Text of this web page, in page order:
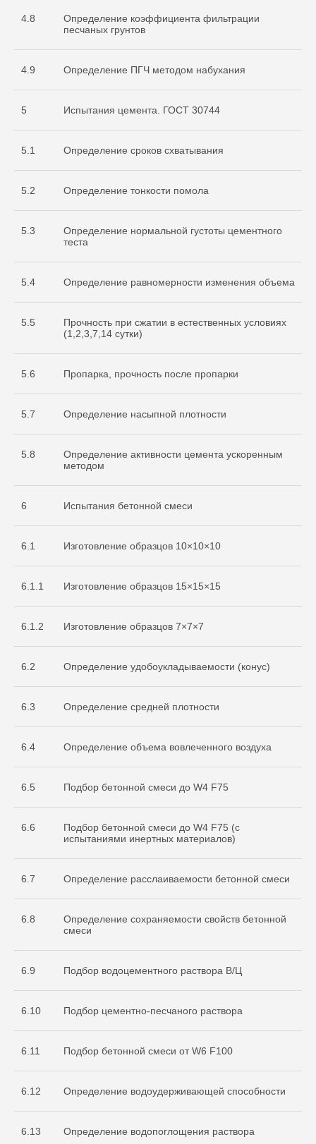
4.8
Определение коэффициента фильтрации
песчаных грунтов
4.9 Определение ПГЧ методом набухания
5 Испытания цемента. ГОСТ 30744
5.1 Определение сроков схватывания
5.2 Определение тонкости помола
5.3
Определение нормальной густоты цементного
теста
5.4 Определение равномерности изменения объема
5.5
Прочность при сжатии в естественных условиях
(1,2,3,7,14 сутки)
5.6 Пропарка, прочность после пропарки
5.7 Определение насыпной плотности
5.8
Определение активности цемента ускоренным
методом
6 Испытания бетонной смеси
6.1 Изготовление образцов 10×10×10
6.1.1 Изготовление образцов 15×15×15
6.1.2 Изготовление образцов 7×7×7
6.2 Определение удобоукладываемости (конус)
6.3 Определение средней плотности
6.4 Определение объема вовлеченного воздуха
6.5 Подбор бетонной смеси до W4 F75
6.6
Подбор бетонной смеси до W4 F75 (с
испытаниями инертных материалов)
6.7 Определение расслаиваемости бетонной смеси
6.8
Определение сохраняемости свойств бетонной
смеси
6.9 Подбор водоцементного раствора В/Ц
6.10 Подбор цементно-песчаного раствора
6.11 Подбор бетонной смеси от W6 F100
6.12 Определение водоудерживающей способности
6.13 Определение водопоглощения раствора
испытательной
лаборатории
Nº ИЛ-РОС-001691. Регистрационный
Nº POCC RU.32368.04HCO0
Разрешительная
документация
Остались вопросы
по необходимым объемам испытаний
ОСТАВИТЬ ЗАЯВКУ
+7 999 996 42 12